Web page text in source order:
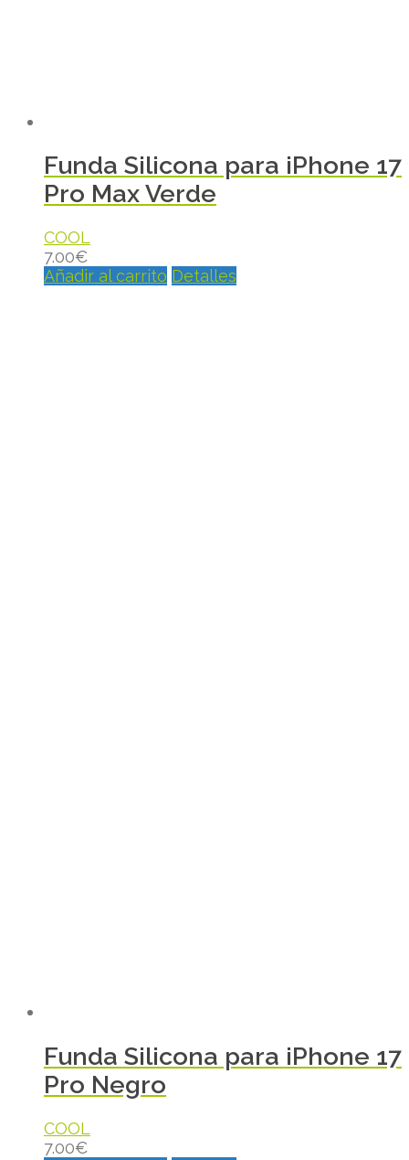
Funda Silicona para iPhone 17
Pro Max Verde
COOL
7.00€
Añadir al carrito Detalles
Funda Silicona para iPhone 17
Pro Negro
COOL
7.00€